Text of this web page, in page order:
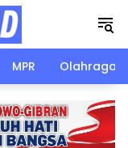
MPR Olahraga